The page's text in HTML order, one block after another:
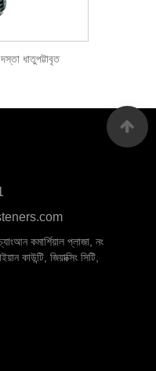
ধাতুপট্টাবৃত
কমার্শিয়াল প্লাজা, নং
কাউন্টি, জিয়াক্সিং সিটি,